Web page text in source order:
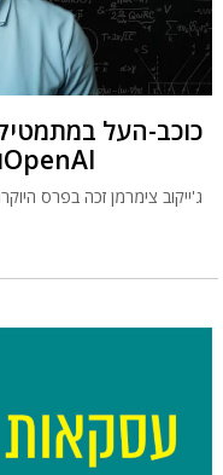
כוכב-העל
ובכל זאת הצטרף לאחרונה ל־OpenAI
ג'ייקוב צימרמן זכה בפרס